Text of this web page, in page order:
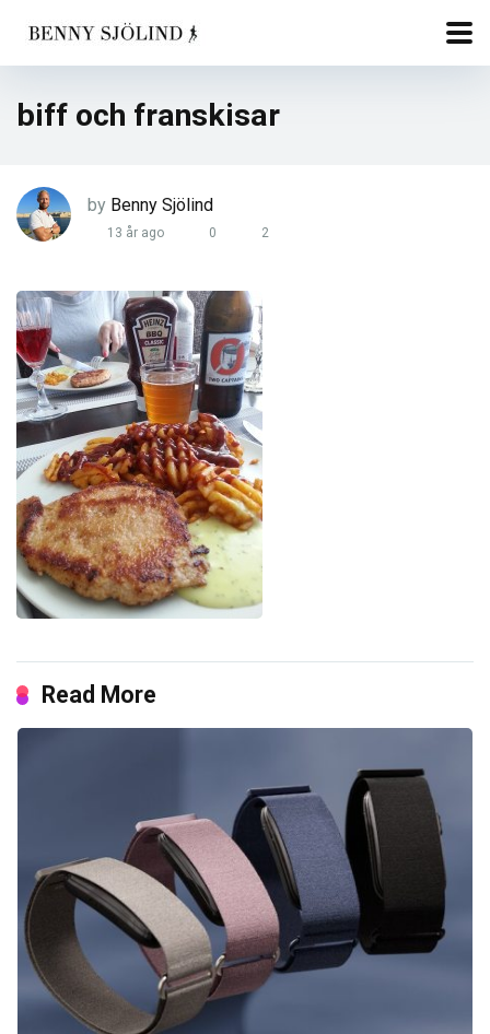
biff och franskisar
by Benny Sjölind
13 år ago 0 2
Read More